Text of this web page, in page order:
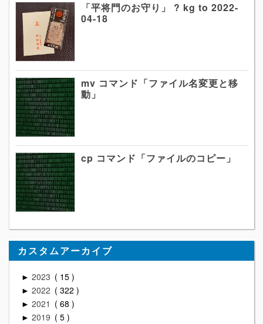
「平将門のお守り」 ? kg to 2022-
04-18
mv コマンド「ファイル名変更と移
動」
cp コマンド「ファイルのコピー」
カスタムアーカイブ
► 2023 15
► 2022 322
► 2021 68
► 2019 5